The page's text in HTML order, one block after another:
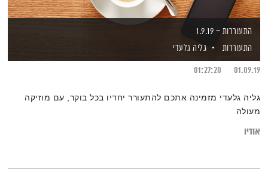
התעוררות – 1.9.19
התעוררות
גליה גלעדי
01.09.19
01:27:20
גליה גלעדי מזמינה אתכם להתעורר יחדיו בכל בוקר, עם מוזיקה
מעולה
אודיו